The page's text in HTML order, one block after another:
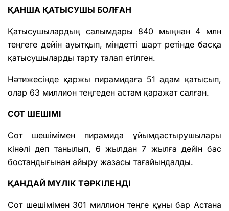
ҚАНША ҚАТЫСУШЫ БОЛҒАН
Қатысушылардың салымдары 840 мыңнан 4 млн
теңгеге дейін ауытқып, міндетті шарт ретінде басқа
қатысушыларды тарту талап етілген.
Нәтижесінде қаржы пирамидаға 51 адам қатысып,
олар 63 миллион теңгеден астам қаражат салған.
СОТ ШЕШІМІ
Сот шешімімен пирамида ұйымдастырушылары
кінәлі деп танылып, 6 жылдан 7 жылға дейін бас
бостандығынан айыру жазасы тағайындалды.
ҚАНДАЙ МҮЛІК ТӘРКІЛЕНДІ
Сот шешімімен 301 миллион теңге құны бар Астана